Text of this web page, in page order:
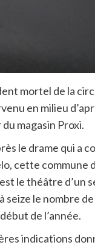
mortel de la
en milieu
magasin Proxi.
le drame qui a
cette commune
le théâtre d’un
seize le nombre
de l’année.
indications